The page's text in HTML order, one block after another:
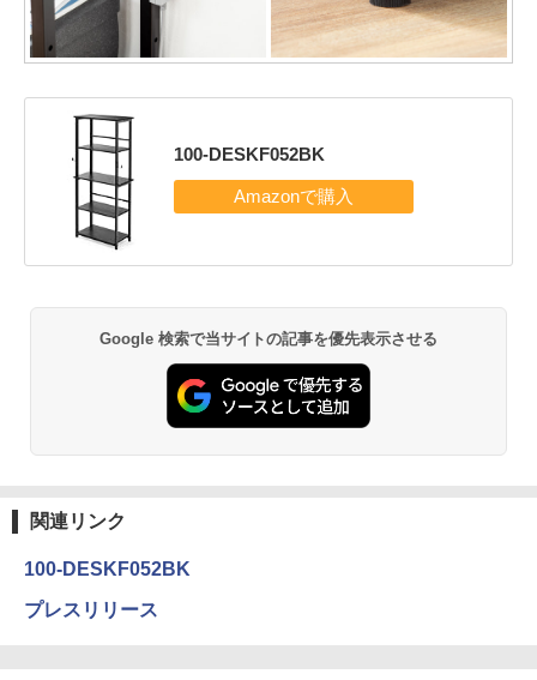
‎100-DESKF052BK
Google 検索で当サイトの記事を優先表示させる
関連リンク
100-DESKF052BK
プレスリリース